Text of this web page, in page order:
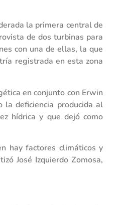
la primera central de
de dos turbinas para
con una de ellas, la que
registrada en esta zona
en conjunto con Erwin
la deficiencia producida al
hídrica y que dejó como
hay factores climáticos y
José Izquierdo Zomosa,